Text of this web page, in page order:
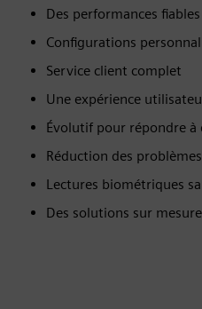
Des performances
Configurations
Service client complet
Une expérience
Évolutif pour répondre à
Réduction des
Lectures biométriques
Des solutions sur